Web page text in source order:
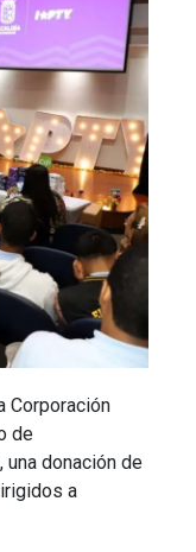
Corporación
de
donación de
a